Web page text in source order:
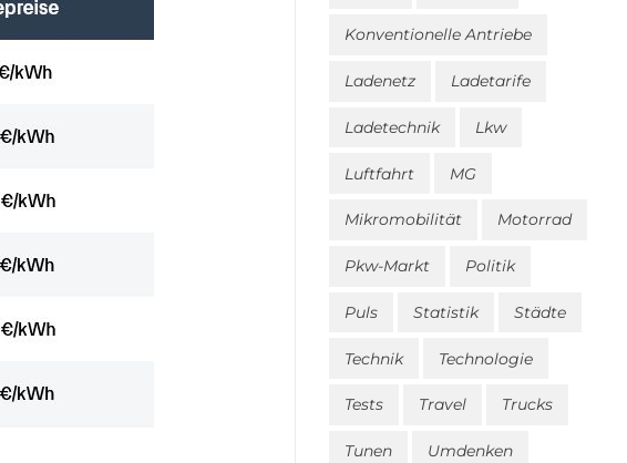
Konventionelle Antriebe
Ladenetz Ladetarife
Ladetechnik Lkw
Luftfahrt MG
Mikromobilität Motorrad
Pkw-Markt Politik
Puls Statistik Städte
Technik Technologie
Tests Travel Trucks
Tunen Umdenken